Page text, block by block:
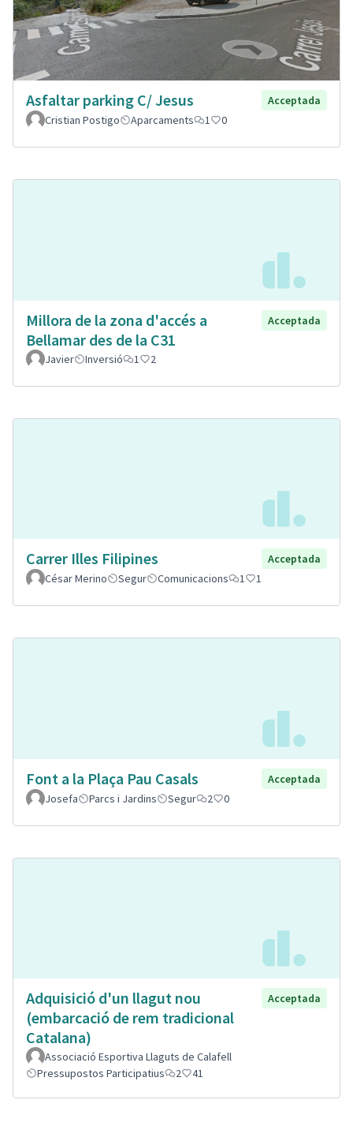
Asfaltar parking C/ Jesus
Acceptada
Cristian Postigo
Aparcaments 1 0
Millora de la zona d'accés a
Bellamar des de la C31
Acceptada
Javier Inversió 1 2
Carrer Illes Filipines
Acceptada
César Merino
Segur Comunicacions 1 1
Font a la Plaça Pau Casals
Acceptada
Josefa
Parcs i Jardins Segur 2 0
Adquisició d'un llagut nou
(embarcació de rem tradicional
Catalana)
Acceptada
Associació Esportiva Llaguts de Calafell
Pressupostos Participatius
2 41